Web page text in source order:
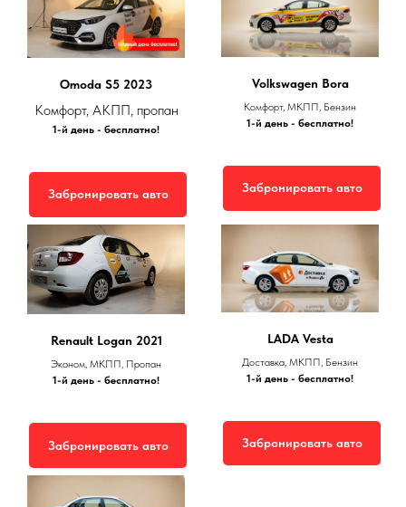
Omoda S5 2023
Комфорт, АКПП, пропан
1-й день - бесплатно!
Забронировать авто
Volkswagen Bora
Комфорт, МКПП, Бензин
1-й день - бесплатно!
Забронировать авто
Renault Logan 2021
Эконом, МКПП, Пропан
1-й день - бесплатно!
Забронировать авто
LADA Vesta
Доставка, МКПП, Бензин
1-й день - бесплатно!
Забронировать авто